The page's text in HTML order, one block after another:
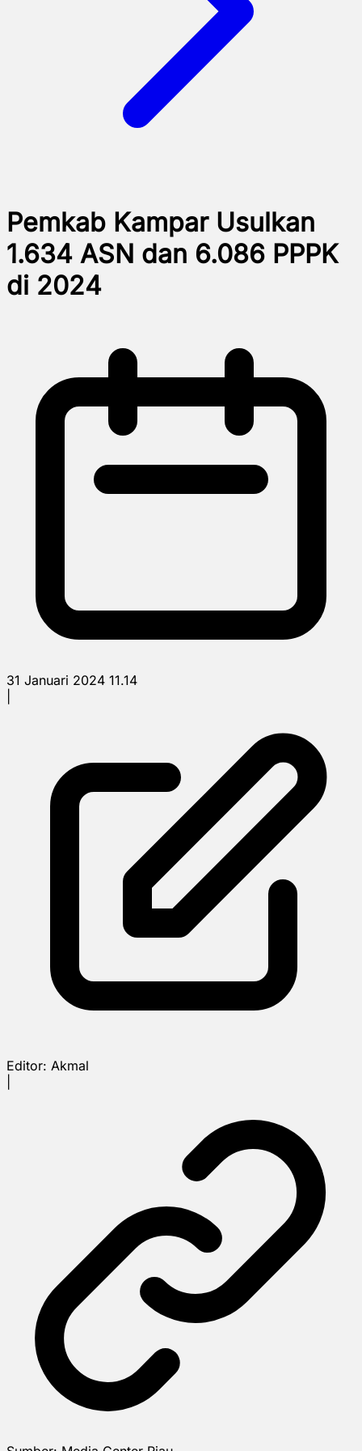
Pemkab Kampar Usulkan
1.634 ASN dan 6.086 PPPK
di 2024
31 Januari 2024 11.14
Editor: Akmal